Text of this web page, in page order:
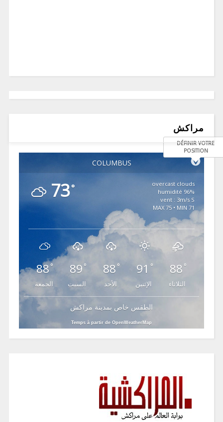
مراكش
COLUMBUS
DÉFINIR VOTRE
POSITION
73°
overcast clouds
96% humidité
vent : 3m/s S
MAX 75 • MIN 71
88°
الجمعة
89 °
السبت
88°
الأحد
91 °
الإثنين
88 °
الثلاثاء
الطقس خاص بمدينة مراكش
Temps à partir de OpenWeatherMap